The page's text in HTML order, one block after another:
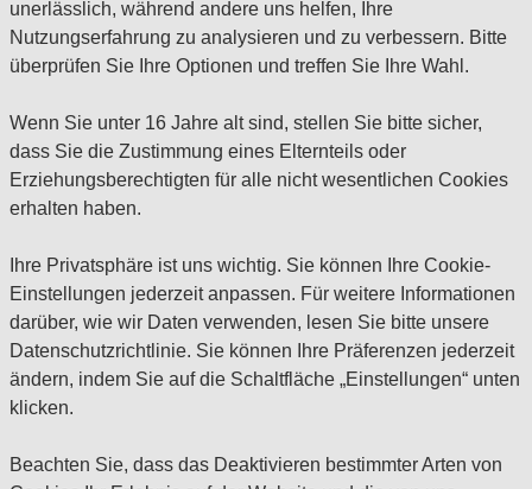
unerlässlich, während andere uns helfen, Ihre
Nutzungserfahrung zu analysieren und zu verbessern. Bitte
überprüfen Sie Ihre Optionen und treffen Sie Ihre Wahl.
Wenn Sie unter 16 Jahre alt sind, stellen Sie bitte sicher,
dass Sie die Zustimmung eines Elternteils oder
Erziehungsberechtigten für alle nicht wesentlichen Cookies
erhalten haben.
Ihre Privatsphäre ist uns wichtig. Sie können Ihre Cookie-
Einstellungen jederzeit anpassen. Für weitere Informationen
darüber, wie wir Daten verwenden, lesen Sie bitte unsere
Datenschutzrichtlinie. Sie können Ihre Präferenzen jederzeit
ändern, indem Sie auf die Schaltfläche „Einstellungen“ unten
klicken.
Beachten Sie, dass das Deaktivieren bestimmter Arten von